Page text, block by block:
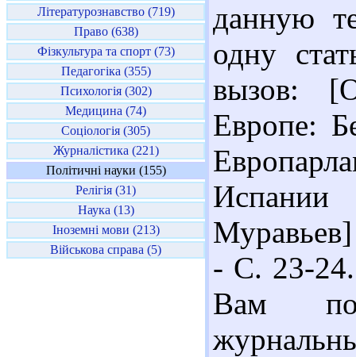
Літературознавство (719)
Право (638)
Фізкультура та спорт (73)
Педагогіка (355)
Психологія (302)
Медицина (74)
Соціологія (305)
Журналістика (221)
Політичні науки (155)
Релігія (31)
Наука (13)
Іноземні мови (213)
Військова справа (5)
данную
одну
вызов:
Европе:
- С. 23-
Вам